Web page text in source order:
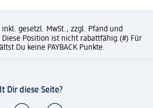
gesetzl. MwSt., zzgl. Pfand und
Diese Position ist nicht rabattfähig.(#) Für
Du keine PAYBACK Punkte.
Dir diese Seite?